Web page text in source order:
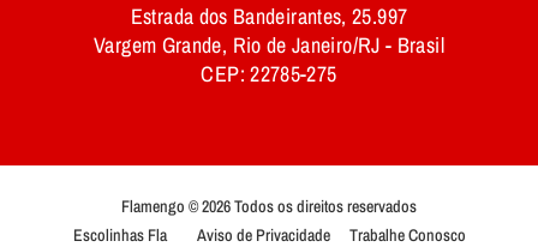
Estrada dos Bandeirantes, 25.997
Vargem Grande, Rio de Janeiro/RJ - Brasil
CEP: 22785-275
Flamengo © 2026 Todos os direitos reservados
Escolinhas Fla
Aviso de Privacidade Trabalhe Conosco